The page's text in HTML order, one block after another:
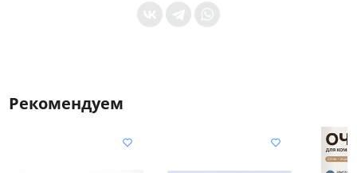
Рекомендуем